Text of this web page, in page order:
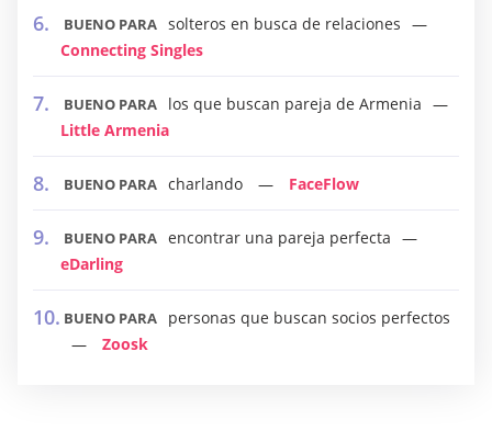
BUENO PARA solteros en busca de relaciones
Connecting Singles
BUENO PARA
los que buscan pareja de Armenia
Little Armenia
BUENO PARA charlando FaceFlow
BUENO PARA encontrar una pareja perfecta
eDarling
BUENO PARA
personas que buscan socios perfectos
Zoosk